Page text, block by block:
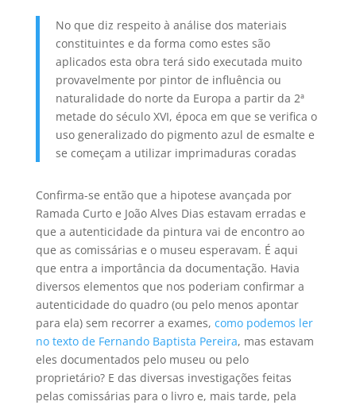
No que diz respeito à análise dos materiais
constituintes e da forma como estes são
aplicados esta obra terá sido executada muito
provavelmente por pintor de influência ou
naturalidade do norte da Europa a partir da 2ª
metade do século XVI, época em que se verifica o
uso generalizado do pigmento azul de esmalte e
se começam a utilizar imprimaduras coradas
Confirma-se então que a hipotese avançada por
Ramada Curto e João Alves Dias estavam erradas e
que a autenticidade da pintura vai de encontro ao
que as comissárias e o museu esperavam. É aqui
que entra a importância da documentação. Havia
diversos elementos que nos poderiam confirmar a
autenticidade do quadro (ou pelo menos apontar
para ela) sem recorrer a exames, como podemos ler
no texto de Fernando Baptista Pereira, mas estavam
eles documentados pelo museu ou pelo
proprietário? E das diversas investigações feitas
pelas comissárias para o livro e, mais tarde, pela